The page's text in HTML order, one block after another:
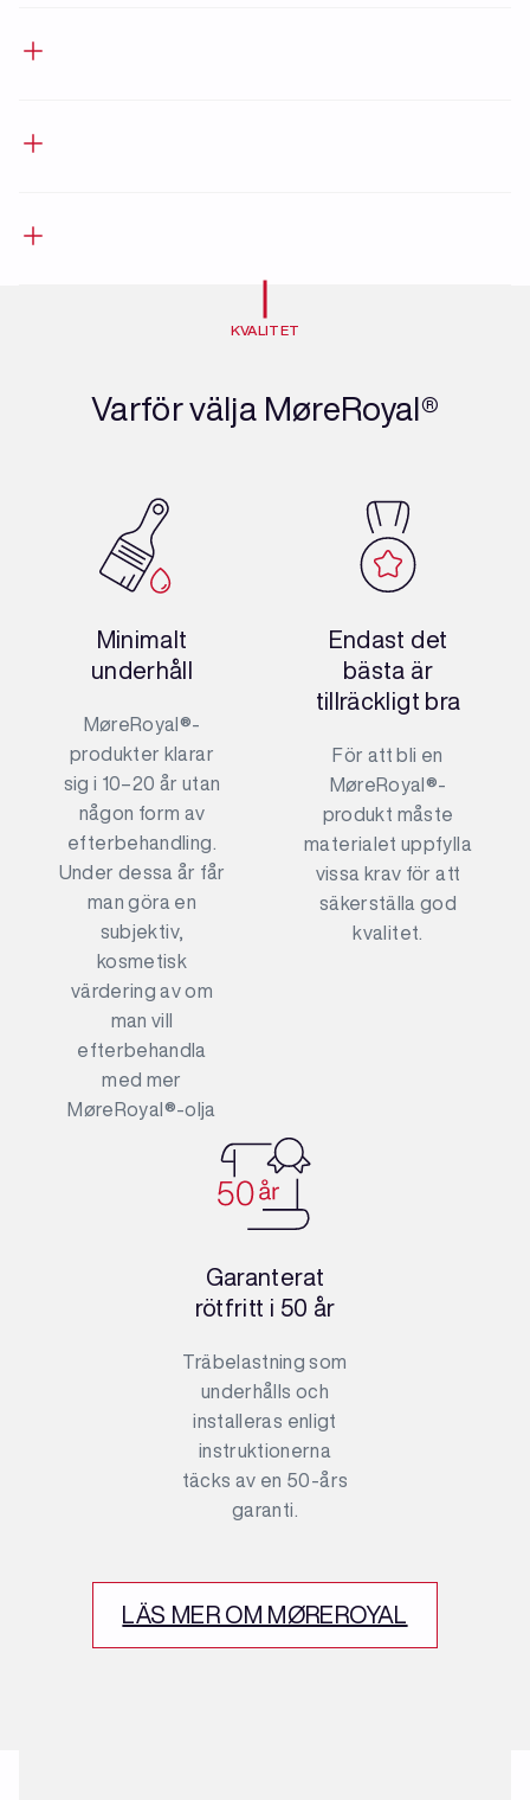
KVALITET
Varför välja MøreRoyal®
Minimalt
underhåll
MøreRoyal®-
produkter klarar
sig i 10–20 år utan
någon form av
efterbehandling.
Under dessa år får
man göra en
subjektiv,
kosmetisk
värdering av om
man vill
efterbehandla
med mer
MøreRoyal®-olja
Endast det
bästa är
tillräckligt bra
För att bli en
MøreRoyal®-
produkt måste
materialet uppfylla
vissa krav för att
säkerställa god
kvalitet.
Garanterat
rötfritt i 50 år
Träbelastning som
underhålls och
installeras enligt
instruktionerna
täcks av en 50-års
garanti.
LÄS MER OM MØREROYAL